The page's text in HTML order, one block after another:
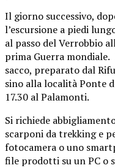
Il giorno successivo,
l’escursione a piedi
al passo del Verrobbio
prima Guerra
sacco, preparato dal
sino alla località Ponte
17.30 al Palamonti.
Si richiede
scarponi da trekking e
fotocamera o uno
file prodotti su un PC o